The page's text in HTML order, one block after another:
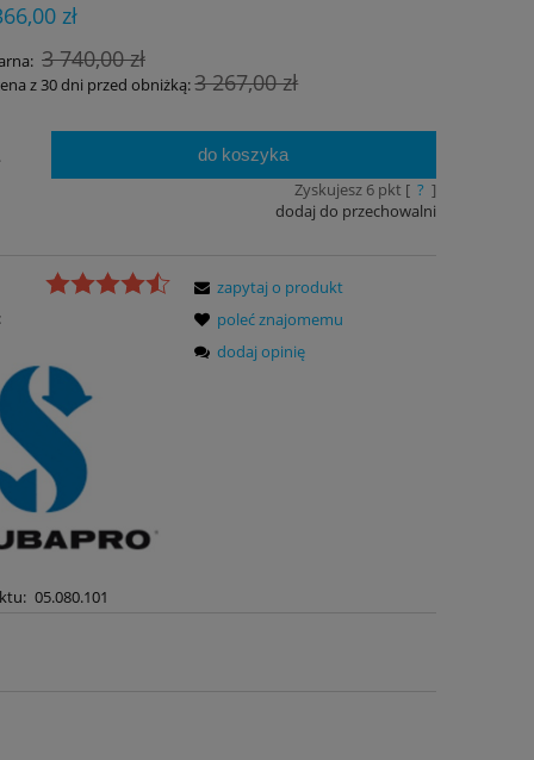
zł
3 740,00 zł
z 30 dni przed obniżką:3 267,00 zł
do koszyka
Zyskujesz 6pkt [ ? ]
dodaj do przechowalni
05.080.101
zapytaj o produkt
poleć znajomemu
dodaj opinię